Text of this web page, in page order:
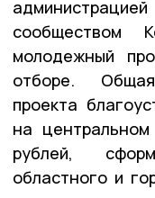
сообществом
молодежный
отборе.
проекта
на
рублей,
областного и